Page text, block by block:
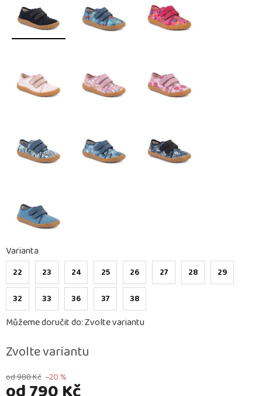
od 988 Kč –20 %
Zvolte variantu
Varianta
22 23 24 25 26 27 28 29
32 33 36 37 38
Můžeme doručit do:Zvolte variantu